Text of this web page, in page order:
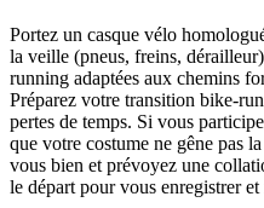
Portez un casque vélo
la veille (pneus, freins,
running adaptées aux chemins
Préparez votre transition bike-
pertes de temps. Si vous
que votre costume ne gêne pas
vous bien et prévoyez une
le départ pour vous enregistrer